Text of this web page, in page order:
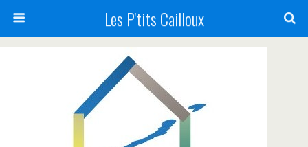
Les P'tits Cailloux